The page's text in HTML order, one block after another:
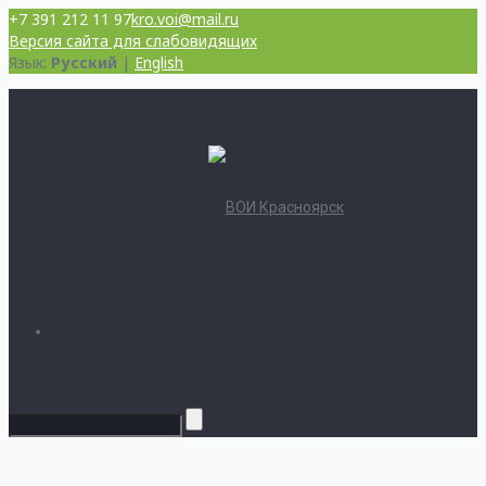
+7 391 212 11 97kro.voi@mail.ru
Версия сайта для слабовидящих
Язык: Русский | English